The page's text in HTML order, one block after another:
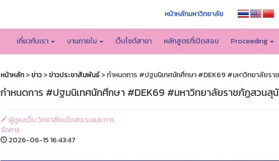
หน้าหลักมหาวิทยาลัย
เกี่ยวกับเรา งานภายใน เว็บไซต์สาขา หลักสูตรที่เปิดสอน Proceeding
หน้าหลัก>ข่าว>ข่าวประชาสัมพันธ์> กำหนดการ #ปฐมนิเทศนักศึกษา #DEK69 #มหาวิทยาลัยรา
กำหนดการ #ปฐมนิเทศนักศึกษา #DEK69 #มหาวิทยาลัยราชภัฏสวนสุนั
ผู้ดูแลเว็บ วิทยาลัยนวัฒกรรมและการ
จัดการ
2026-06-15 16:43:47